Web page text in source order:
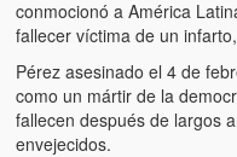
conmocionó a América
fallecer víctima de un
Pérez asesinado el 4 de
como un mártir de la
fallecen después de largos
envejecidos.